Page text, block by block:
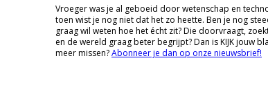
Vroeger was je al geboeid door wetenschap en
toen wist je nog niet dat het zo heette. Ben je nog
graag wil weten hoe het écht zit? Die doorvraagt,
en de wereld graag beter begrijpt? Dan is KIJK jouw
meer missen?Abonneer je dan op onze nieuwsbrief!